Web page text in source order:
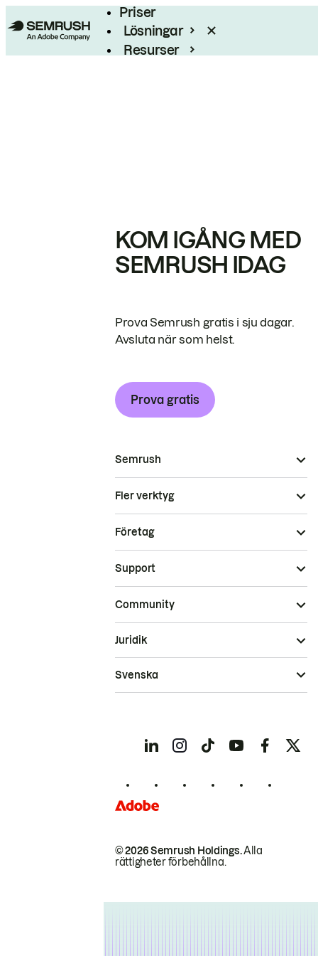
Priser
Lösningar
Resurser
KOM IGÅNG MED
SEMRUSH IDAG
Prova Semrush gratis i sju dagar.
Avsluta när som helst.
Prova gratis
Semrush
Fler verktyg
Företag
Support
Community
© 2026 Semrush Holdings.Alla
rättigheter förbehållna.
Juridik
Svenska